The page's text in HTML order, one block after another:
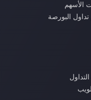
الأسهم
البورصة